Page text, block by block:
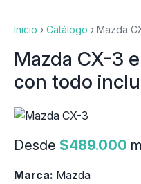
Inicio › Catálogo › Mazda
Mazda CX-3
con todo
Desde $489.000
Marca: Mazda